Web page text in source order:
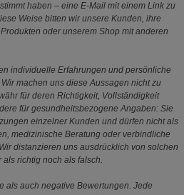
haben – eine E-Mail mit einem Link zu
Weise bitten wir unsere Kunden, ihre
oder unserem Shop mit anderen
individuelle Erfahrungen und persönliche
machen uns diese Aussagen nicht zu
für deren Richtigkeit, Vollständigkeit
für gesundheitsbezogene Angaben: Sie
einzelner Kunden und dürfen nicht als
medizinische Beratung oder verbindliche
distanzieren uns ausdrücklich von solchen
richtig noch als falsch.
als auch negative Bewertungen. Jede